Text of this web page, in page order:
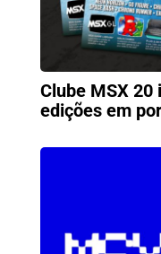
Clube MSX 20
edições em